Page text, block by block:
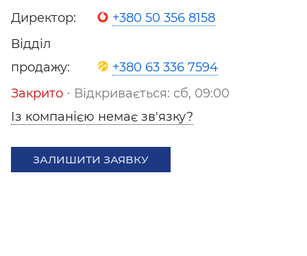
Директор:
+380 50 356 8158
Відділ
продажу:
+380 63 336 7594
Закрито ⋅ Відкривається: сб, 09:00
Із компанією немає зв'язку?
ЗАЛИШИТИ ЗАЯВКУ